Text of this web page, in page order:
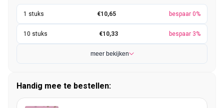
€10,65 bespaar 0%
€10,33 bespaar 3%
meer bekijken
Handig mee te bestellen: